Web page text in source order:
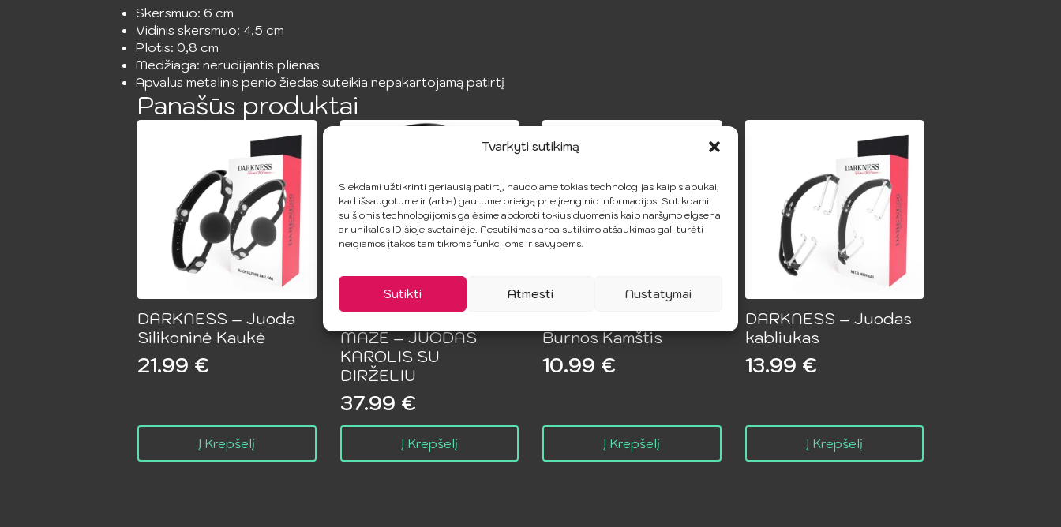
Tvarkyti sutikimą
Siekdami užtikrinti geriausią patirtį, naudojame tokias technologijas kaip slapukai,
kad išsaugotume ir (arba) gautume prieigą prie įrenginio informacijos. Sutikdami
su šiomis technologijomis galėsime apdoroti tokius duomenis kaip naršymo elgsena
ar unikalūs ID šioje svetainėje. Nesutikimas arba sutikimo atšaukimas gali turėti
neigiamos įtakos tam tikroms funkcijoms ir savybėms.
Sutikti Atmesti Nustatymai
Skersmuo: 6 cm
Vidinis skersmuo: 4,5 cm
Plotis: 0,8 cm
Medžiaga: nerūdijantis plienas
Apvalus metalinis penio žiedas suteikia nepakartojamą patirtį
Panašūs produktai
DARKNESS – Juoda
Silikoninė Kaukė
21.99 €
Į Krepšelį
BIJOUX INDISCRETS
MAZE – JUODAS
KAROLIS SU
DIRŽELIU
37.99 €
Į Krepšelį
Burnos Kamštis
10.99 €
Į Krepšelį
DARKNESS – Juodas
kabliukas
13.99 €
Į Krepšelį